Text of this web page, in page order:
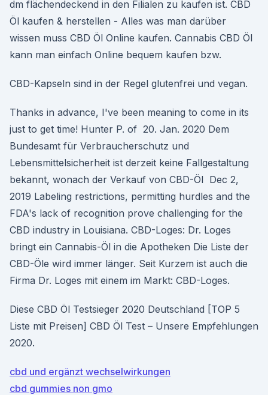
dm flächendeckend in den Filialen zu kaufen ist. CBD
Öl kaufen & herstellen - Alles was man darüber
wissen muss CBD Öl Online kaufen. Cannabis CBD Öl
kann man einfach Online bequem kaufen bzw.
CBD-Kapseln sind in der Regel glutenfrei und vegan.
Thanks in advance, I've been meaning to come in its
just to get time! Hunter P. of 20. Jan. 2020 Dem
Bundesamt für Verbraucherschutz und
Lebensmittelsicherheit ist derzeit keine Fallgestaltung
bekannt, wonach der Verkauf von CBD-Öl Dec 2,
2019 Labeling restrictions, permitting hurdles and the
FDA's lack of recognition prove challenging for the
CBD industry in Louisiana. CBD-Loges: Dr. Loges
bringt ein Cannabis-Öl in die Apotheken Die Liste der
CBD-Öle wird immer länger. Seit Kurzem ist auch die
Firma Dr. Loges mit einem im Markt: CBD-Loges.
Diese CBD Öl Testsieger 2020 Deutschland [TOP 5
Liste mit Preisen] CBD Öl Test – Unsere Empfehlungen
2020.
cbd und ergänzt wechselwirkungen
cbd gummies non gmo